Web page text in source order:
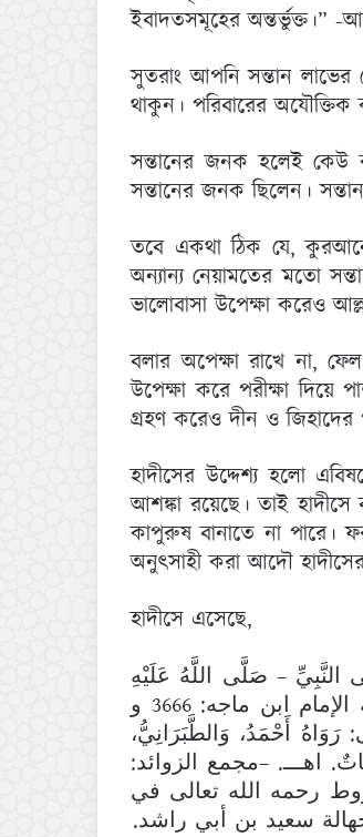
ইবাদতসমূহের অন্তর্ভুক্ত।” -
সুতরাং আপনি সন্তান
থাকুন। পরিবারের অযৌক্তিক
সন্তানের জনক হলেই কেউ
সন্তানের জনক ছিলেন।
তবে একথা ঠিক যে,
অন্যান্য নেয়ামতের মতো
ভালোবাসা উপেক্ষা করেও
বলার অপেক্ষা রাখে না,
উপেক্ষা করে পরীক্ষা দিয়ে
গ্রহণ করেও দীন ও জিহাদের
হাদীসের উদ্দেশ্য হলো
আশঙ্কা রয়েছে। তাই
কাপুরুষ বানাতে না পারে।
অনুৎসাহী করা আদৌ
হাদীসে এসেছে,
النَّبِيِّ – صَلَّى اللَّهُ عَلَيْهِ
وَسَلَّمَ -، فَضَمَّهُمَا إِلَيْهِ، وَقَالَ: “إِنَّ الْوَلَدَ مَبْخَلَةٌ مَجْبَنَةٌ”. أخرجه الإمام ابن ماجه: 3666 و
الله تعالى: رَوَاهُ أَحْمَدُ، وَالطَّبَرَانِيُّ،
اهـــ. –مجمع الزوائد:
رحمه الله تعالى في
سعيد بن أبي راشد.